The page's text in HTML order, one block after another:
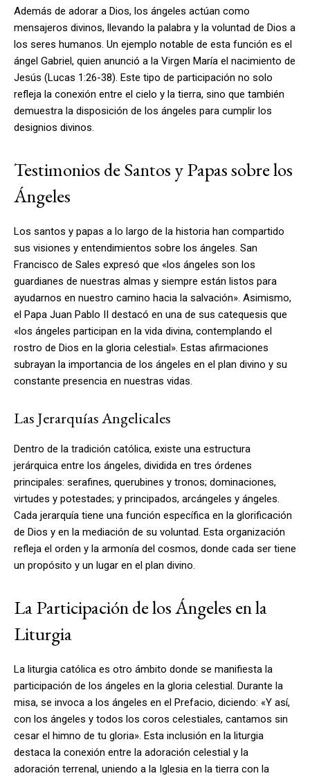
Además de adorar a Dios, los ángeles actúan como
mensajeros divinos, llevando la palabra y la voluntad de Dios a
los seres humanos. Un ejemplo notable de esta función es el
ángel Gabriel, quien anunció a la Virgen María el nacimiento de
Jesús (Lucas 1:26-38). Este tipo de participación no solo
refleja la conexión entre el cielo y la tierra, sino que también
demuestra la disposición de los ángeles para cumplir los
designios divinos.
Testimonios de Santos y Papas sobre los
Ángeles
Los santos y papas a lo largo de la historia han compartido
sus visiones y entendimientos sobre los ángeles. San
Francisco de Sales expresó que «los ángeles son los
guardianes de nuestras almas y siempre están listos para
ayudarnos en nuestro camino hacia la salvación». Asimismo,
el Papa Juan Pablo II destacó en una de sus catequesis que
«los ángeles participan en la vida divina, contemplando el
rostro de Dios en la gloria celestial». Estas afirmaciones
subrayan la importancia de los ángeles en el plan divino y su
constante presencia en nuestras vidas.
Las Jerarquías Angelicales
Dentro de la tradición católica, existe una estructura
jerárquica entre los ángeles, dividida en tres órdenes
principales: serafines, querubines y tronos; dominaciones,
virtudes y potestades; y principados, arcángeles y ángeles.
Cada jerarquía tiene una función específica en la glorificación
de Dios y en la mediación de su voluntad. Esta organización
refleja el orden y la armonía del cosmos, donde cada ser tiene
un propósito y un lugar en el plan divino.
La Participación de los Ángeles en la
Liturgia
La liturgia católica es otro ámbito donde se manifiesta la
participación de los ángeles en la gloria celestial. Durante la
misa, se invoca a los ángeles en el Prefacio, diciendo: «Y así,
con los ángeles y todos los coros celestiales, cantamos sin
cesar el himno de tu gloria». Esta inclusión en la liturgia
destaca la conexión entre la adoración celestial y la
adoración terrenal, uniendo a la Iglesia en la tierra con la